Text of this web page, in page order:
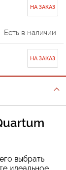
НА ЗАКАЗ
Есть в наличии
НА ЗАКАЗ
выбрать